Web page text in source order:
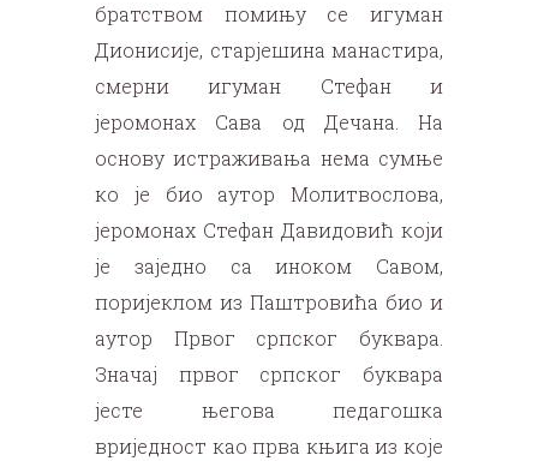
братством помињу се игуман
Дионисије, старјешина манастира,
смерни игуман Стефан и
јеромонах Сава од Дечана. На
основу истраживања нема сумње
ко је био аутор Молитвослова,
јеромонах Стефан Давидовић који
је заједно са иноком Савом,
поријеклом из Паштровића био и
аутор Првог српског буквара.
Значај првог српског буквара
јесте његова педагошка
вриједност као прва књига из које